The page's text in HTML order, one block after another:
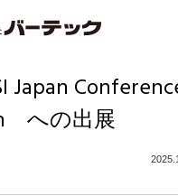
Japan
への出展